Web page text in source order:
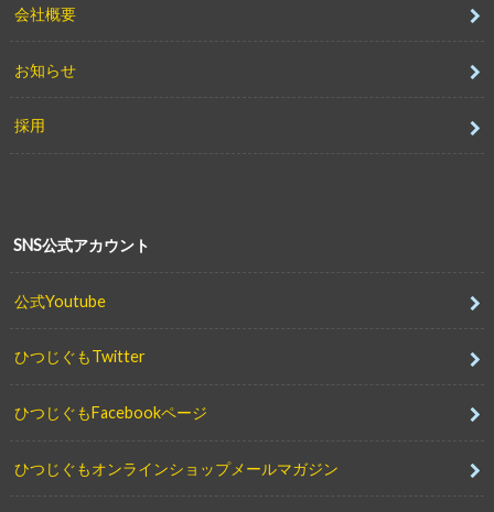
会社概要
お知らせ
採用
SNS公式アカウント
公式Youtube
ひつじぐもTwitter
ひつじぐもFacebookページ
ひつじぐもオンラインショップメールマガジン